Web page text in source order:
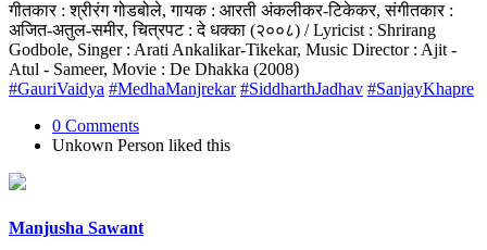
गीतकार : श्रीरंग गोडबोले, गायक : आरती अंकलीकर-टिकेकर, संगीतकार :
अजित-अतुल-समीर, चित्रपट : दे धक्‍का (२००८) / Lyricist : Shrirang
Godbole, Singer : Arati Ankalikar-Tikekar, Music Director : Ajit -
Atul - Sameer, Movie : De Dhakka (2008)
#GauriVaidya #MedhaManjrekar #SiddharthJadhav #SanjayKhapre
0 Comments
Unkown Person liked this
Manjusha Sawant